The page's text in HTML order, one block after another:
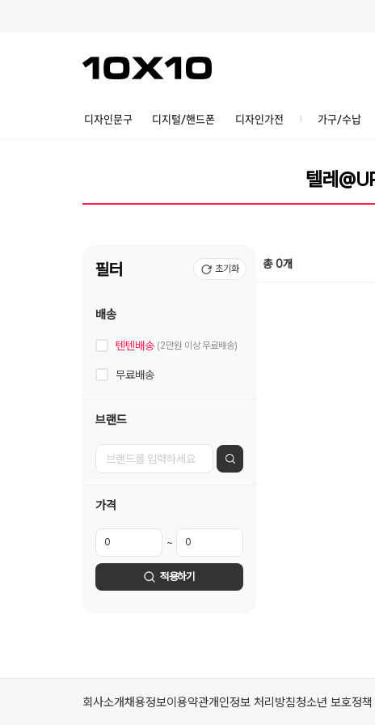
디자인문구 디지털/핸드폰 디자인가전 가구/수납
필터 초기화
배송
텐텐배송 (2만원 이상 무료배송)
무료배송
브랜드
가격
~
적용하기
총 0개
회사소개채용정보이용약관개인정보 처리방침청소년 보호정책